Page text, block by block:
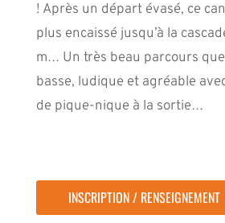
! Après un départ évasé, ce
plus encaissé jusqu’à la
m… Un très beau parcours
basse, ludique et agréable
de pique-nique à la sortie…
INSCRIPTION / RENSEIGNEMENT